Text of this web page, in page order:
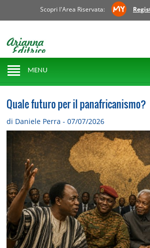
Scopri l'Area Riservata:
MENU
Quale futuro per il panafricanismo?
di Daniele Perra - 07/07/2026